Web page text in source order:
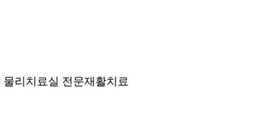
물리치료실 전문재활치료